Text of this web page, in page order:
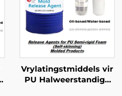
Vrylatingstmiddels vir
PU Halweerstandige